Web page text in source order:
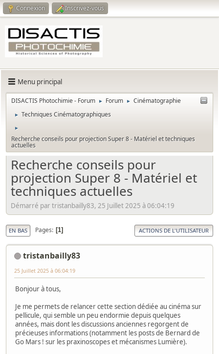
Connexion Inscrivez-vous
Menu principal
DISACTIS Photochimie - Forum ► Forum ► Cinématographie
► Techniques Cinématographiques
►
Recherche conseils pour projection Super 8 - Matériel et techniques
actuelles
Recherche conseils pour
projection Super 8 - Matériel et
techniques actuelles
Démarré par tristanbailly83, 25 Juillet 2025 à 06:04:19
EN BAS Pages 1 ACTIONS DE L'UTILISATEUR
tristanbailly83
25 Juillet 2025 à 06:04:19
Bonjour à tous,
Je me permets de relancer cette section dédiée au cinéma sur
pellicule, qui semble un peu endormie depuis quelques
années, mais dont les discussions anciennes regorgent de
précieuses informations (notamment les posts de Bernard de
Go Mars ! sur les praxinoscopes et mécanismes Lumière).